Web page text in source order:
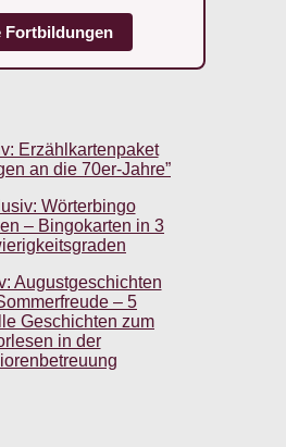
Fortbildungen